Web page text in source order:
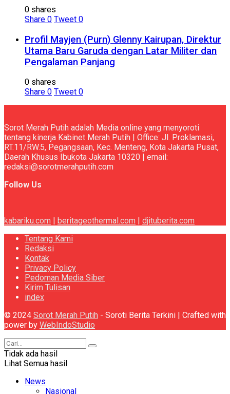
0 shares
Share 0 Tweet 0
Profil Mayjen (Purn) Glenny Kairupan, Direktur
Utama Baru Garuda dengan Latar Militer dan
Pengalaman Panjang
0 shares
Share 0 Tweet 0
Sorot Merah Putih adalah Media online yang menyoroti
tentang kinerja Kabinet Merah Putih | Office: Jl. Proklamasi,
RT.11/RW.5, Pegangsaan, Kec. Menteng, Kota Jakarta Pusat,
Daerah Khusus Ibukota Jakarta 10320 | email:
redaksi@sorotmerahputih.com
Follow Us
kabariku.com beritageothermal.com
djituberita.com
Tentang Kami
Redaksi
Kontak
Privacy Policy
Pedoman Media Siber
Kirim Tulisan
index
© 2024 Sorot Merah Putih - Soroti Berita Terkini | Crafted with
power by WebIndoStudio
Tidak ada hasil
Lihat Semua hasil
News
Nasional